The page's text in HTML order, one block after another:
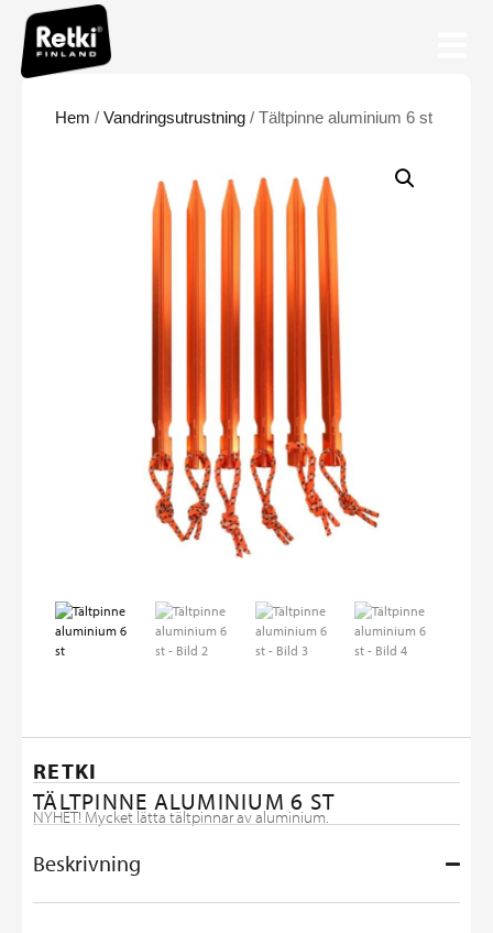
Hem / Vandringsutrustning / Tältpinne aluminium 6 st
RETKI
TÄLTPINNE ALUMINIUM 6 ST
NYHET! Mycket lätta tältpinnar av aluminium.
Beskrivning